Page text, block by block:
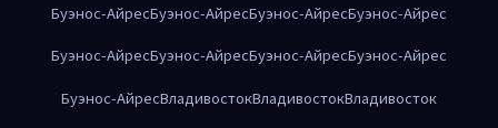
Буэнос-АйресБуэнос-АйресБуэнос-АйресБуэнос-Айрес
Буэнос-АйресБуэнос-АйресБуэнос-АйресБуэнос-Айрес
Буэнос-АйресВладивостокВладивостокВладивосток